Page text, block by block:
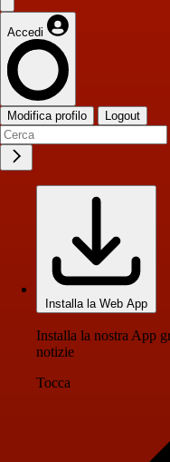
Accedi
Modifica profilo Logout
Installa la Web App
Installa la nostra App
notizie
Tocca